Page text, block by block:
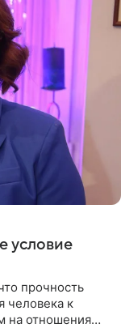
условие
прочность
человека к
на отношения